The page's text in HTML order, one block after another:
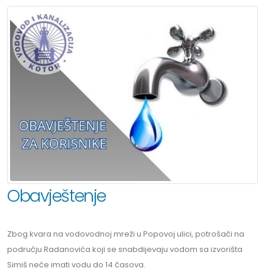
Obavještenje
Zbog kvara na vodovodnoj mreži u Popovoj ulici, potrošači na
području Radanovića koji se snabdijevaju vodom sa izvorišta
Simiš neće imati vodu do 14 časova.